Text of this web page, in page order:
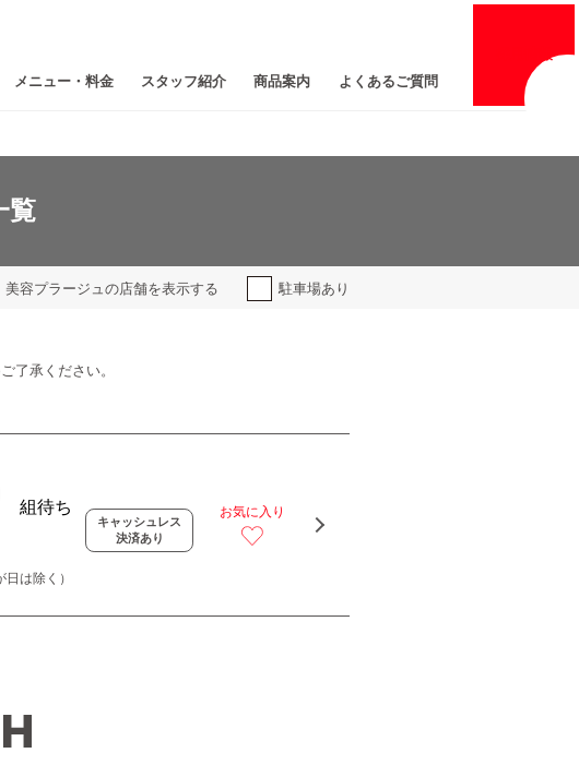
情報
メニュー・料金 スタッフ紹介 商品案内 よくあるご質問
覧
美容プラージュの店舗を表示する 駐車場あり
了承ください。
は除く）
キャッシュレス
決済あり
お気に入り